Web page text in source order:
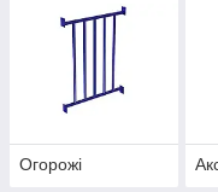
Огорожі